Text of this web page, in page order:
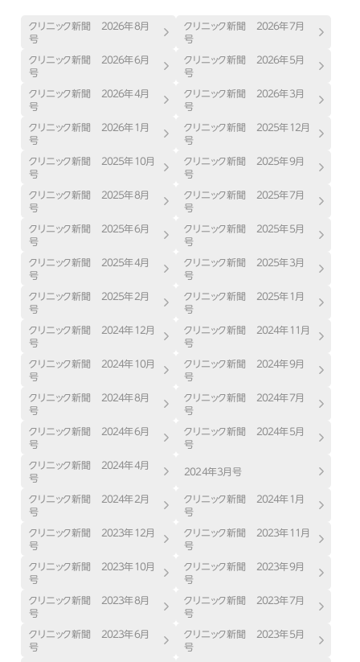
クリニック新聞 ２０２６年８月
号
クリニック新聞 ２０２６年７月
号
クリニック新聞 ２０２６年６月
号
クリニック新聞 ２０２６年５月
号
クリニック新聞 ２０２６年４月
号
クリニック新聞 ２０２６年３月
号
クリニック新聞 ２０２６年１月
号
クリニック新聞 ２０２５年１２月
号
クリニック新聞 ２０２５年１０月
号
クリニック新聞 ２０２５年９月
号
クリニック新聞 ２０２５年８月
号
クリニック新聞 ２０２５年７月
号
クリニック新聞 ２０２５年６月
号
クリニック新聞 ２０２５年５月
号
クリニック新聞 ２０２５年４月
号
クリニック新聞 ２０２５年３月
号
クリニック新聞 ２０２５年２月
号
クリニック新聞 ２０２５年１月
号
クリニック新聞 ２０２４年１２月
号
クリニック新聞 ２０２４年１１月
号
クリニック新聞 ２０２４年１０月
号
クリニック新聞 ２０２４年９月
号
クリニック新聞 ２０２４年８月
号
クリニック新聞 ２０２４年７月
号
クリニック新聞 ２０２４年６月
号
クリニック新聞 ２０２４年５月
号
クリニック新聞 ２０２４年４月
号
２０２４年３月号
クリニック新聞 ２０２４年２月
号
クリニック新聞 ２０２４年１月
号
クリニック新聞 ２０２３年１２月
号
クリニック新聞 ２０２３年１１月
号
クリニック新聞 ２０２３年１０月
号
クリニック新聞 ２０２３年９月
号
クリニック新聞 ２０２３年８月
号
クリニック新聞 ２０２３年７月
号
クリニック新聞 ２０２３年６月
号
クリニック新聞 ２０２３年５月
号